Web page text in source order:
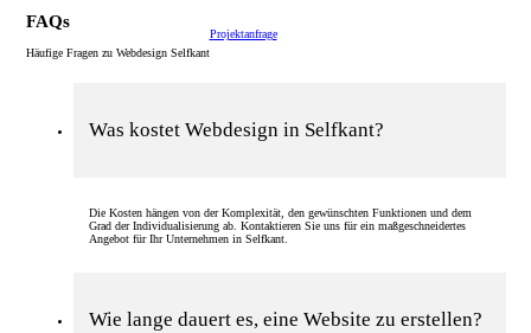
FAQs
Häufige Fragen zu Webdesign Selfkant
Projektanfrage
Was kostet Webdesign in Selfkant?
Die Kosten hängen von der Komplexität, den gewünschten Funktionen und dem
Grad der Individualisierung ab. Kontaktieren Sie uns für ein maßgeschneidertes
Angebot für Ihr Unternehmen in Selfkant.
Wie lange dauert es, eine Website zu erstellen?